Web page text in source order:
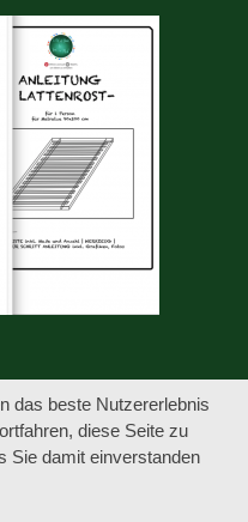
das beste Nutzererlebnis
diese Seite zu
Sie damit einverstanden